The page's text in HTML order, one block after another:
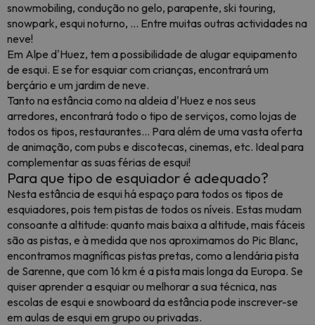
snowmobiling, condução no gelo, parapente, ski touring,
snowpark, esqui noturno, ... Entre muitas outras actividades na
neve!
Em Alpe d'Huez, tem a possibilidade de alugar equipamento
de esqui. E se for esquiar com crianças, encontrará um
berçário e um jardim de neve.
Tanto na estância como na aldeia d'Huez e nos seus
arredores, encontrará todo o tipo de serviços, como lojas de
todos os tipos, restaurantes... Para além de uma vasta oferta
de animação, com pubs e discotecas, cinemas, etc. Ideal para
complementar as suas férias de esqui!
Para que tipo de esquiador é adequado?
Nesta estância de esqui há espaço para todos os tipos de
esquiadores, pois tem pistas de todos os níveis. Estas mudam
consoante a altitude: quanto mais baixa a altitude, mais fáceis
são as pistas, e à medida que nos aproximamos do Pic Blanc,
encontramos magníficas pistas pretas, como a lendária pista
de Sarenne, que com 16 km é a pista mais longa da Europa. Se
quiser aprender a esquiar ou melhorar a sua técnica, nas
escolas de esqui e snowboard da estância pode inscrever-se
em aulas de esqui em grupo ou privadas.